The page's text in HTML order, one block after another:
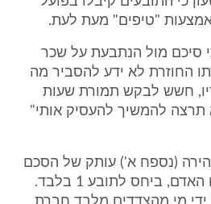
"טיפים" מעת לעת.
עוד כי סיכם מול הנתבעת על שכר
החוזרת לא ידע להסביר מה
חשש לבקש תמורת שעות
תרצה להמשיך להעסיק אותי"
(נספח א') עותק של הסכם
שהוכן על ידי חברת כוח האדם, ביחס לתובע 1 בלבד.